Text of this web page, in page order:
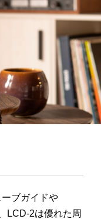
ブガイドや
LCD-2は優れた周